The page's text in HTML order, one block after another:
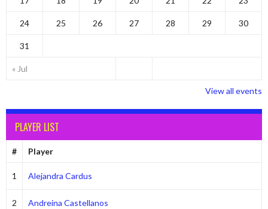
« Jul
24 25 26 27 28 29 30
31
View all events
PLAYER LIST
# Player
1 Alejandra Cardus
2 Andreina Castellanos